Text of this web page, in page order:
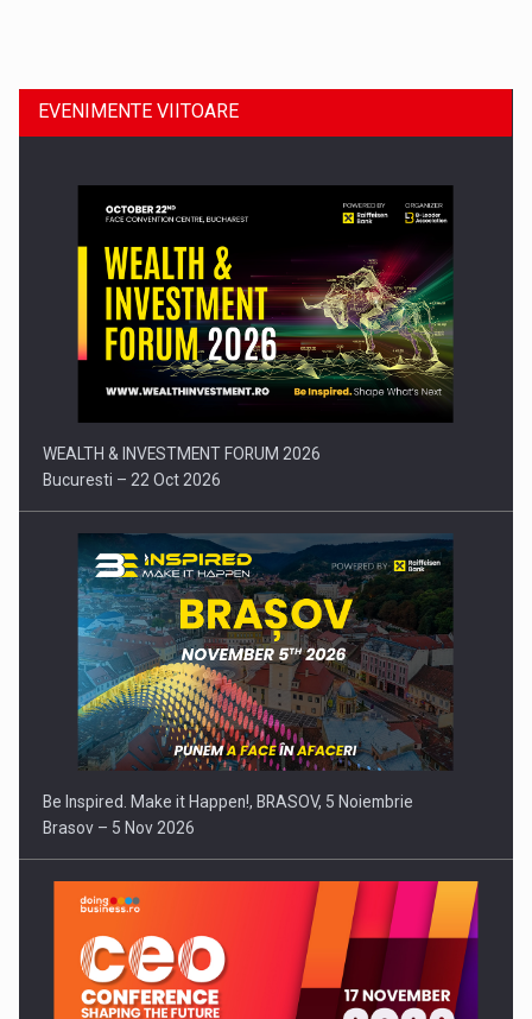
Comunicat de presa: Joburile part-time reincep sa intre pe…
EVENIMENTE VIITOARE
WEALTH & INVESTMENT FORUM 2026
Bucuresti – 22 Oct 2026
Be Inspired. Make it Happen!, BRASOV, 5 Noiembrie
Brasov – 5 Nov 2026